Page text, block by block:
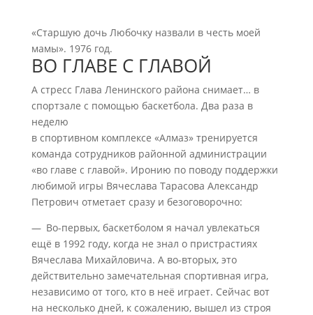
«Старшую дочь Любочку назвали в честь моей
мамы». 1976 год.
ВО ГЛАВЕ С ГЛАВОЙ
А стресс Глава Ленинского района снимает… в
спортзале с помощью баскетбола. Два раза в
неделю
в спортивном комплексе «Алмаз» тренируется
команда сотрудников районной администрации
«во главе с главой». Иронию по поводу поддержки
любимой игры Вячеслава Тарасова Александр
Петрович отметает сразу и безоговорочно:
— Во-первых, баскетболом я начал увлекаться
ещё в 1992 году, когда не знал о пристрастиях
Вячеслава Михайловича. А во-вторых, это
действительно замечательная спортивная игра,
независимо от того, кто в неё играет. Сейчас вот
на несколько дней, к сожалению, вышел из строя